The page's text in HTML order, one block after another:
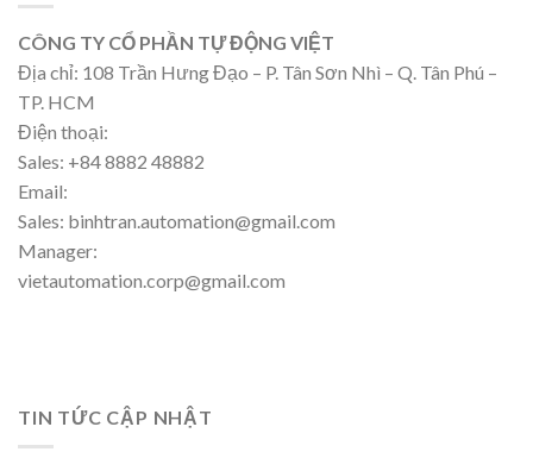
CÔNG TY CỔ PHẦN TỰ ĐỘNG VIỆT
Địa chỉ: 108 Trần Hưng Đạo – P. Tân Sơn Nhì – Q. Tân Phú –
TP. HCM
Điện thoại:
Sales: +84 8882 48882
Email:
Sales: binhtran.automation@gmail.com
Manager:
vietautomation.corp@gmail.com
TIN TỨC CẬP NHẬT